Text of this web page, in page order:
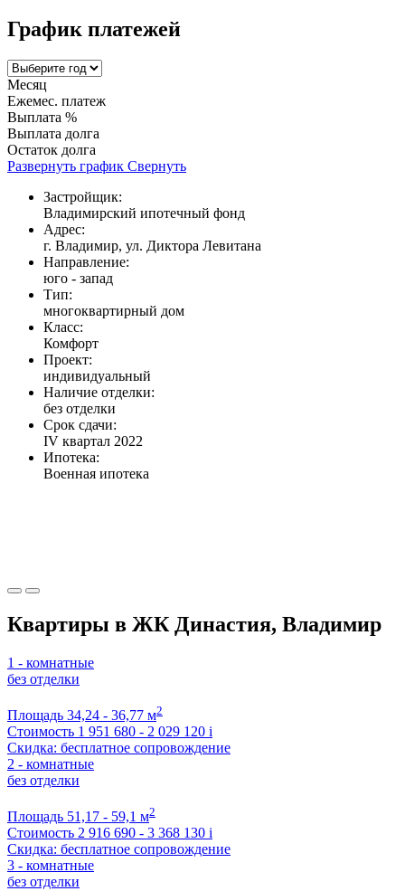
График платежей
Месяц
Ежемес. платеж
Выплата %
Выплата долга
Остаток долга
Развернуть график Свернуть
Застройщик:
Владимирский ипотечный фонд
Адрес:
г. Владимир, ул. Диктора Левитана
Направление:
юго - запад
Тип:
многоквартирный дом
Класс:
Комфорт
Проект:
индивидуальный
Наличие отделки:
без отделки
Срок сдачи:
IV квартал 2022
Ипотека:
Военная ипотека
Квартиры в ЖК Династия, Владимир
1 - комнатные
без отделки
Площадь 34,24 - 36,77 м2
Стоимость 1 951 680 - 2 029 120 i
Скидка: бесплатное сопровождение
2 - комнатные
без отделки
Площадь 51,17 - 59,1 м2
Стоимость 2 916 690 - 3 368 130 i
Скидка: бесплатное сопровождение
3 - комнатные
без отделки